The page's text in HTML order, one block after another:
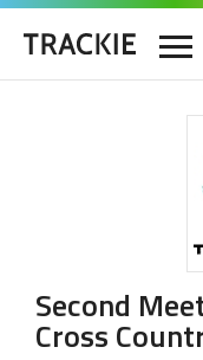
Second
Cross